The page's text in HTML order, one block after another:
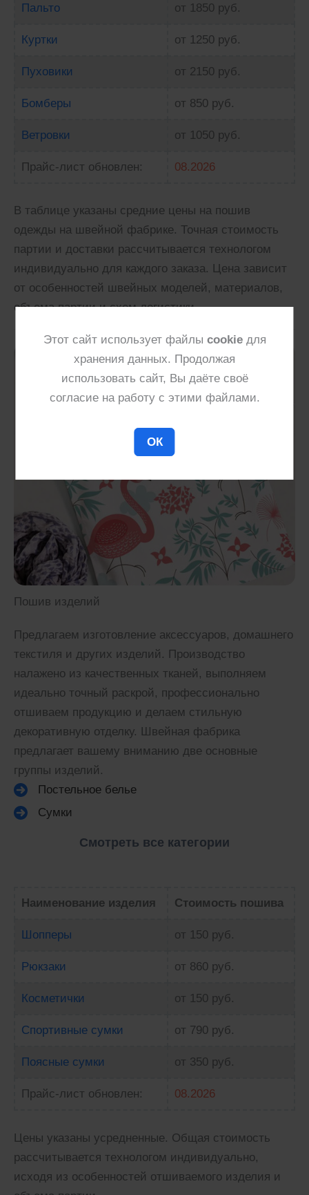
Пальто от 1850 руб.
Куртки от 1250 руб.
Пуховики от 2150 руб.
Бомберы от 850 руб.
Ветровки от 1050 руб.
Прайс-лист обновлен: 08.2026
В таблице указаны средние цены на пошив
одежды на швейной фабрике. Точная стоимость
партии и доставки рассчитывается технологом
индивидуально для каждого заказа. Цена зависит
от особенностей швейных моделей, материалов,
объема партии и схем логистики.
Пошив изделий
Предлагаем изготовление аксессуаров, домашнего
текстиля и других изделий. Производство
налажено из качественных тканей, выполняем
идеально точный раскрой, профессионально
отшиваем продукцию и делаем стильную
декоративную отделку. Швейная фабрика
предлагает вашему вниманию две основные
группы изделий.
Постельное белье
Сумки
Смотреть все категории
Наименование изделия Стоимость пошива
Шопперы от 150 руб.
Рюкзаки от 860 руб.
Косметички от 150 руб.
Спортивные сумки от 790 руб.
Поясные сумки от 350 руб.
Прайс-лист обновлен: 08.2026
Цены указаны усредненные. Общая стоимость
рассчитывается технологом индивидуально,
исходя из особенностей отшиваемого изделия и
Этот сайт использует файлы cookieдля
хранения данных. Продолжая
использовать сайт, Вы даёте своё
согласие на работу с этими файлами.
ОК